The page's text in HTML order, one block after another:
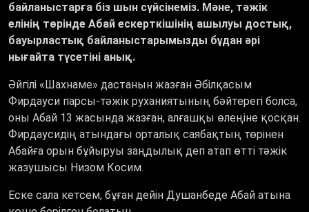
байланыстарға біз шын сүйсінеміз. Мәне, тәжік
елінің төрінде Абай ескерткішінің ашылуы достық,
бауырластық байланыстарымызды бұдан әрі
нығайта түсетіні анық.
Әйгілі «Шахнаме» дастанын жазған Әбілқасым
Фирдауси парсы-тәжік руханиятының бәйтерегі болса,
оны Абай 13 жасында жазған, алғашқы өлеңіне қосқан.
Фирдаусидің атындағы орталық саябақтың төрінен
Абайға орын бұйыруы заңдылық деп атап өтті тәжік
жазушысы Низом Косим.
Еске сала кетсем, бұған дейін Душанбеде Абай атына